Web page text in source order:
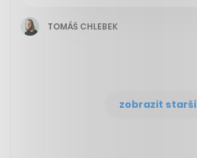
TOMÁŠ CHLEBEK
zobrazit starší